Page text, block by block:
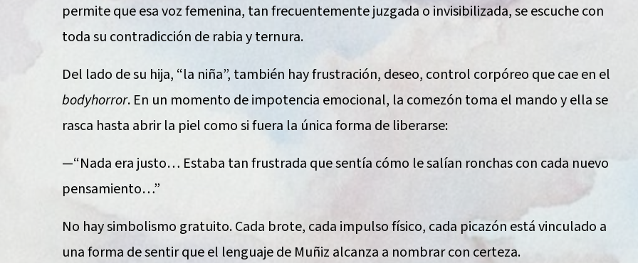
permite que esa voz femenina, tan frecuentemente juzgada o invisibilizada, se escuche con
toda su contradicción de rabia y ternura.
Del lado de su hija, “la niña”, también hay frustración, deseo, control corpóreo que cae en el
bodyhorror. En un momento de impotencia emocional, la comezón toma el mando y ella se
rasca hasta abrir la piel como si fuera la única forma de liberarse:
—“Nada era justo… Estaba tan frustrada que sentía cómo le salían ronchas con cada nuevo
pensamiento…”
No hay simbolismo gratuito. Cada brote, cada impulso físico, cada picazón está vinculado a
una forma de sentir que el lenguaje de Muñiz alcanza a nombrar con certeza.